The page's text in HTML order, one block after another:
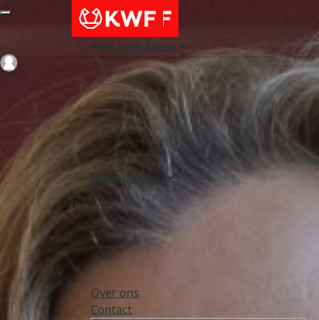
Alles over acties
Evenementen
Over ons
Contact